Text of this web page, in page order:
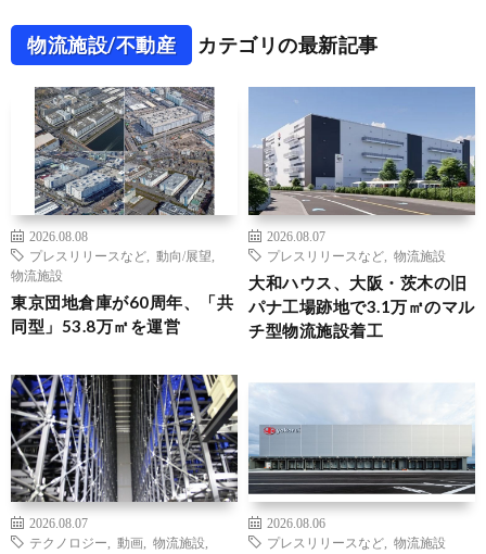
物流施設/不動産 カテゴリの最新記事
2026.08.08
プレスリリースなど
動向/展望
物流施設
東京団地倉庫が60周年、「共
同型」53.8万㎡を運営
2026.08.07
プレスリリースなど
物流施設
大和ハウス、大阪・茨木の旧
パナ工場跡地で3.1万㎡のマル
チ型物流施設着工
2026.08.07
テクノロジー
動画 物流施設
2026.08.06
プレスリリースなど
物流施設